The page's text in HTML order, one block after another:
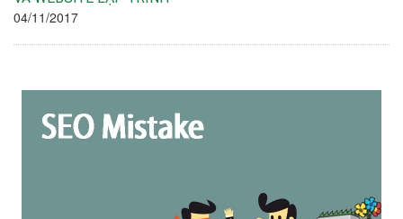
04/11/2017